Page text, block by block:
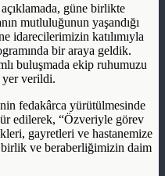
güne birlikte
mutluluğunun yaşandığı
idarecilerimizin katılımıyla
bir araya geldik.
buluşmada ekip ruhumuzu
yer verildi.
fedakârca yürütülmesinde
edilerek, “Özveriyle görev
gayretleri ve hastanemize
birlik ve beraberliğimizin daim